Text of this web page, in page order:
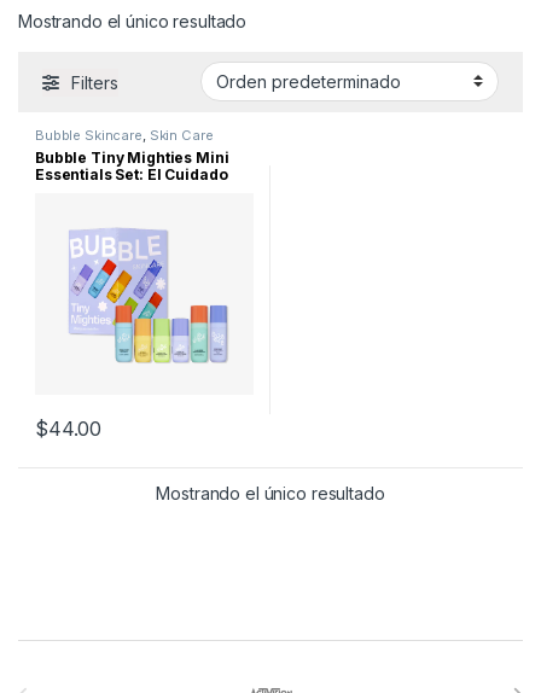
Mostrando el único resultado
Filters
Bubble Skincare, Skin Care
Bubble Tiny Mighties Mini
Essentials Set: El Cuidado
$44.00
Mostrando el único resultado